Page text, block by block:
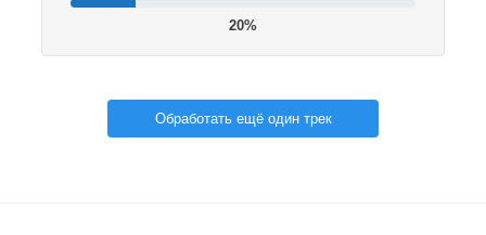
20%
Обработать ещё один трек